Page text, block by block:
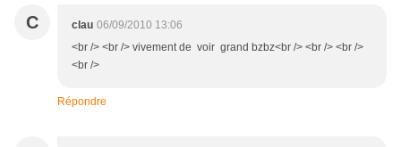
C clau 06/09/2010 13:06
<br /> <br /> vivement de voir grand bzbz<br /> <br /> <br />
<br />
Répondre